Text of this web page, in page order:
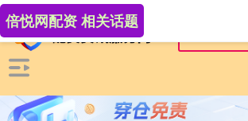
倍悦网配资 相关话题